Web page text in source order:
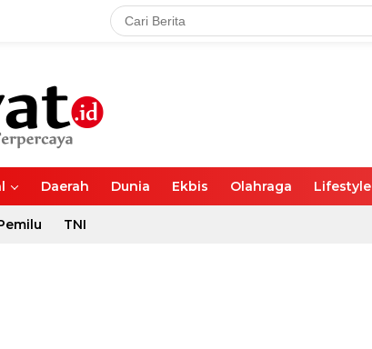
Daerah Dunia Ekbis Olahraga Lifestyle
TNI